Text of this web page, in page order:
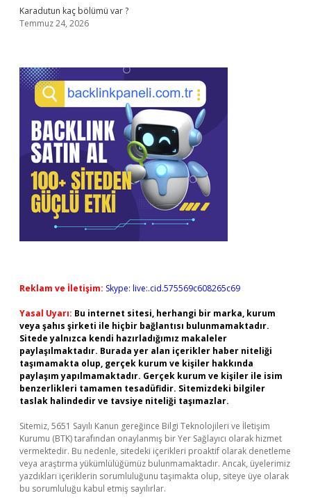
Karadutun kaç bölümü var ?
Temmuz 24, 2026
Reklam ve İletişim: Skype: live:.cid.575569c608265c69
Yasal Uyarı: Bu internet sitesi, herhangi bir marka, kurum
veya şahıs şirketi ile hiçbir bağlantısı bulunmamaktadır.
Sitede yalnızca kendi hazırladığımız makaleler
paylaşılmaktadır. Burada yer alan içerikler haber niteliği
taşımamakta olup, gerçek kurum ve kişiler hakkında
paylaşım yapılmamaktadır. Gerçek kurum ve kişiler ile isim
benzerlikleri tamamen tesadüfidir. Sitemizdeki bilgiler
taslak halindedir ve tavsiye niteliği taşımazlar.
Sitemiz, 5651 Sayılı Kanun gereğince Bilgi Teknolojileri ve İletişim
Kurumu (BTK) tarafından onaylanmış bir Yer Sağlayıcı olarak hizmet
vermektedir. Bu nedenle, sitedeki içerikleri proaktif olarak denetleme
veya araştırma yükümlülüğümüz bulunmamaktadır. Ancak, üyelerimiz
yazdıkları içeriklerin sorumluluğunu taşımakta olup, siteye üye olarak
bu sorumluluğu kabul etmiş sayılırlar.